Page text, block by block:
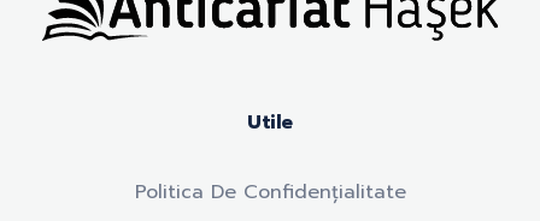
Utile
Politica De Confidențialitate